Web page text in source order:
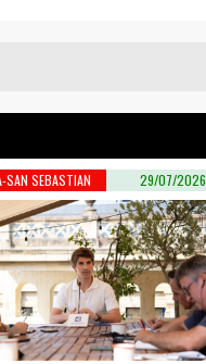
SAN SEBASTIAN 29/07/2026